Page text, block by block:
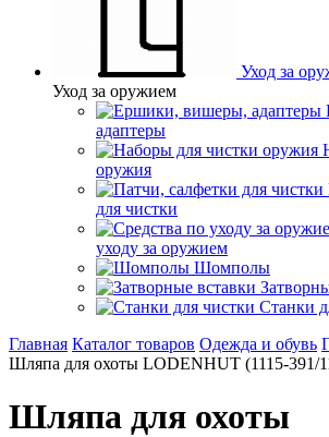
Уход за
Уход за оружием
адаптеры
оружия
для чистки
уходу за оружием
Шомполы
Станки
Главная Каталог товаров Одежда и обувь
Шляпа для охоты LODENHUT (1115-391/
Шляпа для охоты